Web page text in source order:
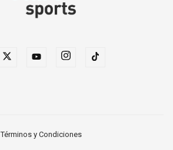
Términos y Condiciones